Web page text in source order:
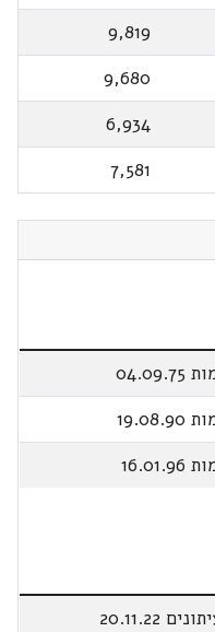
9,819
9,680
6,934
7,581